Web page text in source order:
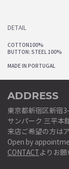
DETAIL
COTTON100%
BUTTON: STEEL 100%
MADE IN PORTUGAL
ADDRESS
東京都新宿区新宿
サンパーク 三平本
来店ご希望の方は
Open by
CONTACTよりお願